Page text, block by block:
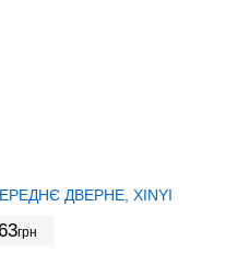
ДВЕРНЕ, XINYI
грн